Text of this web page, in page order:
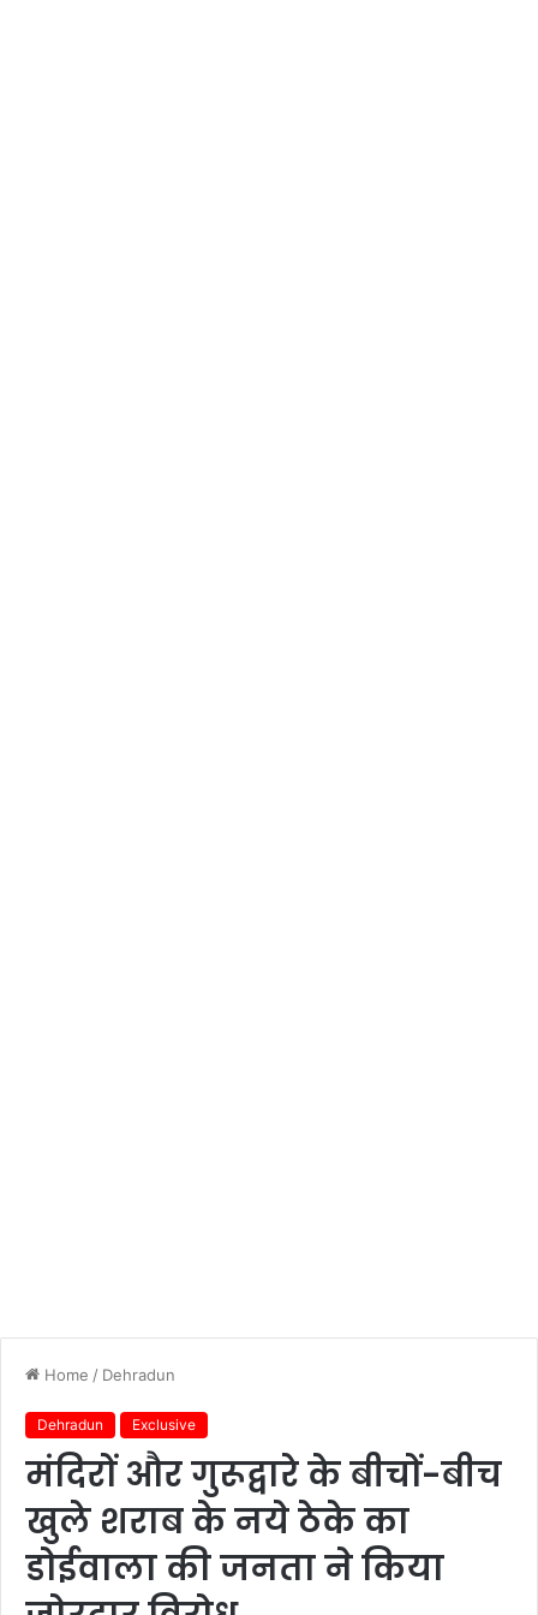
Home / Dehradun
Dehradun Exclusive
मंदिरों और गुरूद्वारे के बीचों-बीच
खुले शराब के नये ठेके का
डोईवाला की जनता ने किया